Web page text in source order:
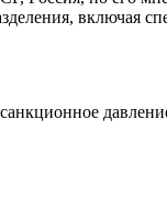
включая